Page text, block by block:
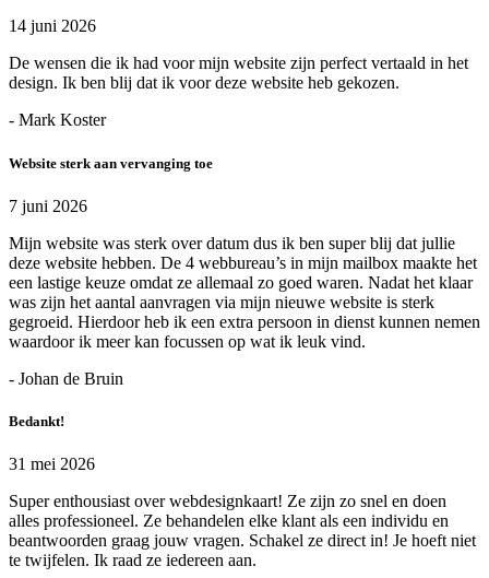
14 juni 2026
De wensen die ik had voor mijn website zijn perfect vertaald in het
design. Ik ben blij dat ik voor deze website heb gekozen.
- Mark Koster
Website sterk aan vervanging toe
7 juni 2026
Mijn website was sterk over datum dus ik ben super blij dat jullie
deze website hebben. De 4 webbureau’s in mijn mailbox maakte het
een lastige keuze omdat ze allemaal zo goed waren. Nadat het klaar
was zijn het aantal aanvragen via mijn nieuwe website is sterk
gegroeid. Hierdoor heb ik een extra persoon in dienst kunnen nemen
waardoor ik meer kan focussen op wat ik leuk vind.
- Johan de Bruin
Bedankt!
31 mei 2026
Super enthousiast over webdesignkaart! Ze zijn zo snel en doen
alles professioneel. Ze behandelen elke klant als een individu en
beantwoorden graag jouw vragen. Schakel ze direct in! Je hoeft niet
te twijfelen. Ik raad ze iedereen aan.